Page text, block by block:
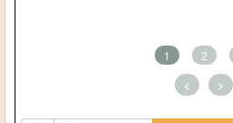
1 2
< >